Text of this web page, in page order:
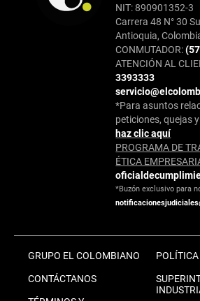
NIT: 890901352-3
Carrera 48 N° 30
Antioquia,
CONMUTADOR:
ATENCIÓN AL
3393333
*Para asuntos
peticiones, quejas
haz clic aquí
PROGRAMA DE
ÉTICA
*Buzón exclusivo para
GRUPO EL COLOMBIANO
CONTÁCTANOS